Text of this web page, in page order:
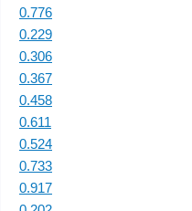
0.776
0.229
0.306
0.367
0.458
0.611
0.524
0.733
0.917